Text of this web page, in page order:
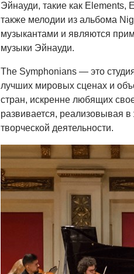
Эйнауди, такие как Elements,
также мелодии из альбома
музыкантами и являются
музыки Эйнауди.
The Symphonians — это
лучших мировых сценах и
стран, искренне любящих
развивается, реализовывая
творческой деятельности.